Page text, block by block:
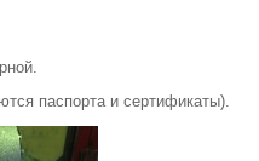
паспорта и сертификаты).